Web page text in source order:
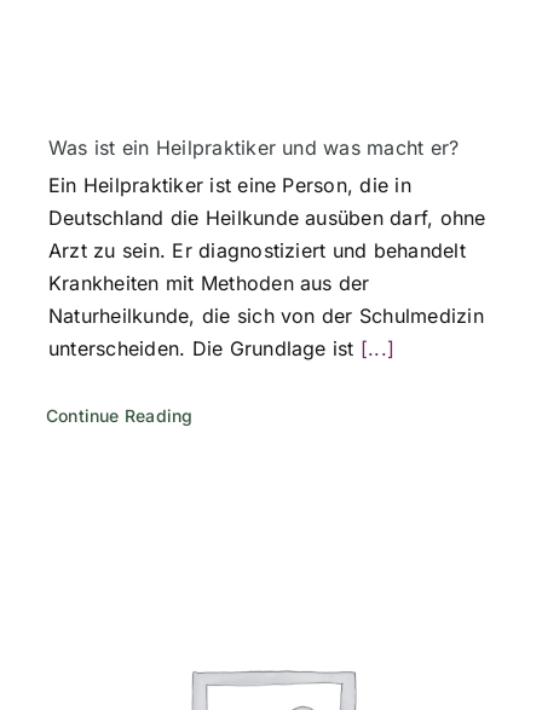
Was ist ein Heilpraktiker und was macht er?
Ein Heilpraktiker ist eine Person, die in
Deutschland die Heilkunde ausüben darf, ohne
Arzt zu sein. Er diagnostiziert und behandelt
Krankheiten mit Methoden aus der
Naturheilkunde, die sich von der Schulmedizin
unterscheiden. Die Grundlage ist [...]
Continue Reading